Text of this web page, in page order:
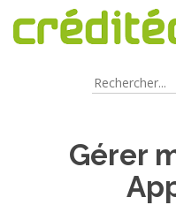
Espaces tiers
Gérer